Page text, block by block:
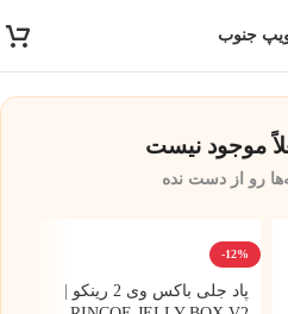
و تیپاکس
موجود نیست
رو از دست نده
-12%
پاد جلی باکس وی 2 رینکو |